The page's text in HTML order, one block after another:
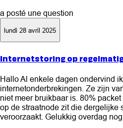
a posté une question
lundi 28 avril 2025
Internetstoring op
Hallo Al enkele dagen ondervind
internetonderbrekingen. Ze zijn
niet meer bruikbaar is. 80%
op de straatnode zit die dergelijke
veroorzaakt. Gelukkig overdag